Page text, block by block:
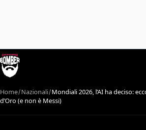
Home Nazionali Mondiali 2026, l’AI ha deciso:
d’Oro (e non è Messi)